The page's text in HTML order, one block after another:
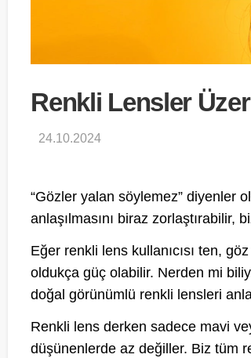
Renkli Lensler
24.10.2024
“Gözler yalan söylemez” diyenler
anlaşılmasını biraz zorlaştırabilir,
Eğer renkli lens kullanıcısı ten,
oldukça güç olabilir. Nerden mi
doğal görünümlü renkli lensleri
Renkli lens derken sadece mavi
düşünenlerde az değiller. Biz tüm